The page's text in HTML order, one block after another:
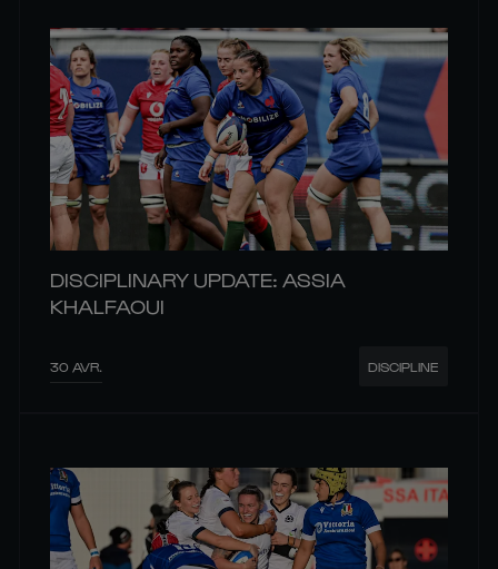
DISCIPLINARY UPDATE: ASSIA
KHALFAOUI
30 AVR. DISCIPLINE